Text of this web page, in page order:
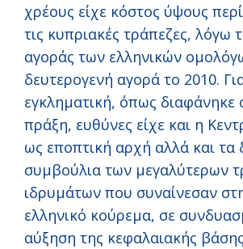
χρέους είχε κόστος ύψους
τις κυπριακές τράπεζες, λόγω
αγοράς των ελληνικών
δευτερογενή αγορά το 2010.
εγκληματική, όπως διαφάνηκε
πράξη, ευθύνες είχε και η
ως εποπτική αρχή αλλά και τα
συμβούλια των μεγαλύτερων
ιδρυμάτων που συναίνεσαν
ελληνικό κούρεμα, σε
αύξηση της κεφαλαιακής